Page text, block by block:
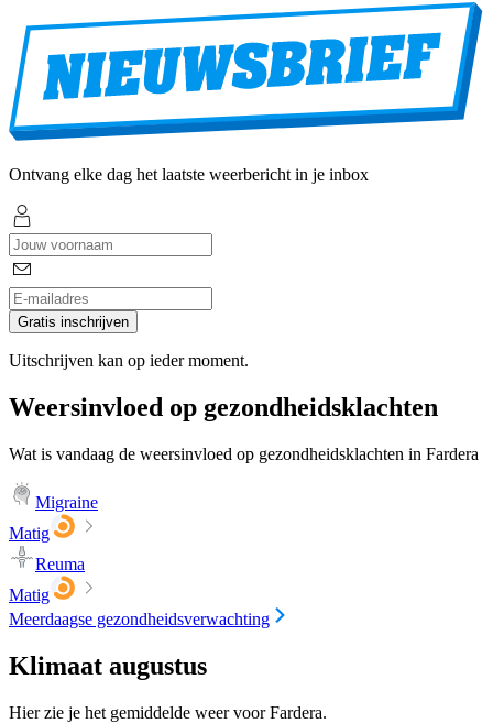
Ontvang elke dag het laatste weerbericht in je inbox
Gratis inschrijven
Uitschrijven kan op ieder moment.
Weersinvloed op gezondheidsklachten
Wat is vandaag de weersinvloed op gezondheidsklachten in Fardera
Migraine
Matig
Reuma
Matig
Meerdaagse gezondheidsverwachting
Klimaat augustus
Hier zie je het gemiddelde weer voor Fardera.